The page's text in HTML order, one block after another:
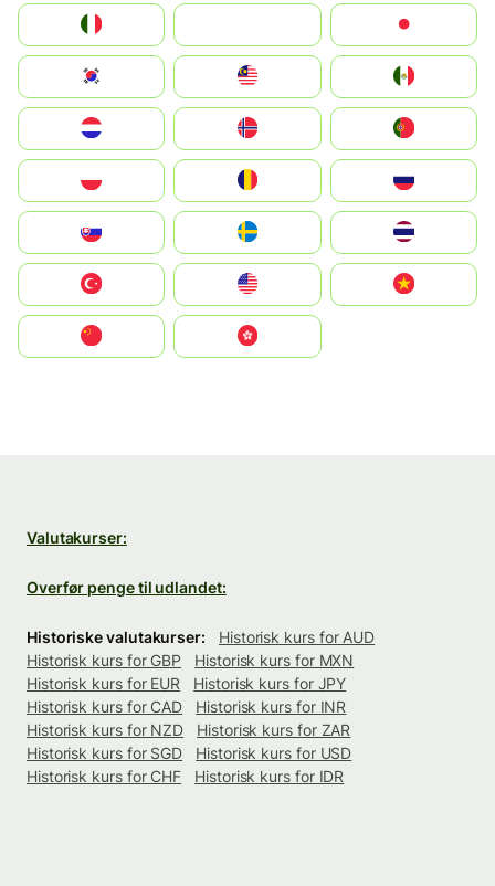
South Korea
United States
中國香港特別行政區
Valutakurser:
Overfør penge til udlandet:
Historiske valutakurser:
Historisk kurs for AUD
Historisk kurs for GBP
Historisk kurs for MXN
Historisk kurs for EUR
Historisk kurs for JPY
Historisk kurs for CAD
Historisk kurs for INR
Historisk kurs for NZD
Historisk kurs for ZAR
Historisk kurs for SGD
Historisk kurs for USD
Historisk kurs for CHF
Historisk kurs for IDR